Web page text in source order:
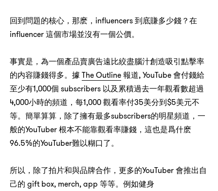
回到問題的核心 ， 那麽 ，influencers 到底賺多少錢 ？ 在
influencer 這個市場並沒有一個公價。
事實是 ， 為一個產品賣廣告遠比絞盡腦汁創造吸引點擊率
的内容賺錢得多。據 The Outline 報道, YouTube 會付錢給
至少有1,000個 subscribers 以及累積過去一年觀看數超過
4,000小時的頻道 ， 每1,000 觀看率付35美分到 $5美元不
等。簡單算算 ， 除了擁有最多subscribers的明星頻道 ， 一
般的YouTuber 根本不能靠觀看率賺錢 ， 這也是爲什麽
96.5%的YouTuber難以糊口了。
所以 ， 除了拍片和與品牌合作 ， 更多的YouTuber 會推出自
己的 gift box, merch, app 等等。例如健身